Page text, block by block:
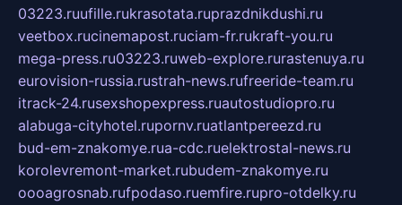
03223.ruufille.rukrasotata.ruprazdnikdushi.ru
veetbox.rucinemapost.ruciam-fr.rukraft-you.ru
mega-press.ru03223.ruweb-explore.rurastenuya.ru
eurovision-russia.rustrah-news.rufreeride-team.ru
itrack-24.rusexshopexpress.ruautostudiopro.ru
alabuga-cityhotel.rupornv.ruatlantpereezd.ru
bud-em-znakomye.rua-cdc.ruelektrostal-news.ru
korolevremont-market.rubudem-znakomye.ru
oooagrosnab.rufpodaso.ruemfire.rupro-otdelky.ru